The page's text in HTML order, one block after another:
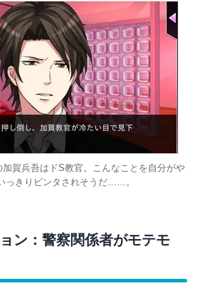
加賀兵吾はドS教官。こんなことを自分がや
っきりビンタされそうだ……。
ン：警察関係者がモテモ